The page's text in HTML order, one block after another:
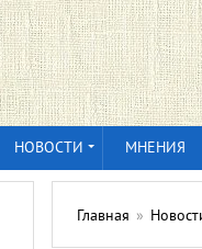
НОВОСТИ МНЕНИЯ
Главная »